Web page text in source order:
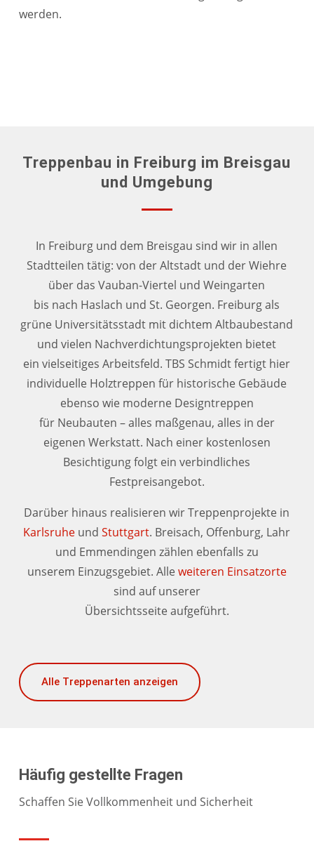
werden.
Treppenbau in Freiburg im Breisgau
und Umgebung
In Freiburg und dem Breisgau sind wir in allen
Stadtteilen tätig: von der Altstadt und der Wiehre
über das Vauban-Viertel und Weingarten
bis nach Haslach und St. Georgen. Freiburg als
grüne Universitätsstadt mit dichtem Altbaubestand
und vielen Nachverdichtungsprojekten bietet
ein vielseitiges Arbeitsfeld. TBS Schmidt fertigt hier
individuelle Holztreppen für historische Gebäude
ebenso wie moderne Designtreppen
für Neubauten – alles maßgenau, alles in der
eigenen Werkstatt. Nach einer kostenlosen
Besichtigung folgt ein verbindliches
Festpreisangebot.
Darüber hinaus realisieren wir Treppenprojekte in
Karlsruhe undStuttgart. Breisach, Offenburg, Lahr
und Emmendingen zählen ebenfalls zu
unserem Einzugsgebiet. Alle weiteren Einsatzorte
sind auf unserer
Übersichtsseite aufgeführt.
Alle Treppenarten anzeigen
Häufig gestellte Fragen
Schaffen Sie Vollkommenheit und Sicherheit